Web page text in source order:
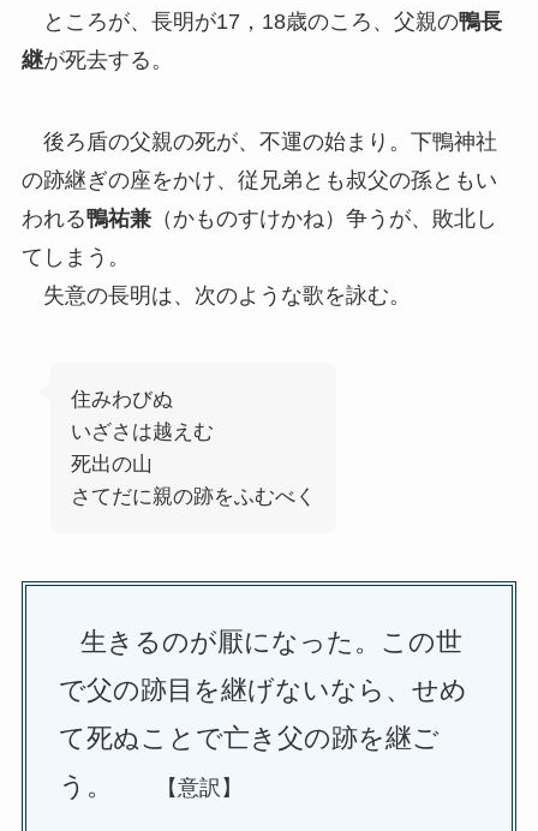
ところが、長明が17，18歳のころ、父親の鴨長
継が死去する。
後ろ盾の父親の死が、不運の始まり。下鴨神社
の跡継ぎの座をかけ、従兄弟とも叔父の孫ともい
われる鴨祐兼（かものすけかね）争うが、敗北し
てしまう。
失意の長明は、次のような歌を詠む。
住みわびぬ
いざさは越えむ
死出の山
さてだに親の跡をふむべく
生きるのが厭になった。この世
で父の跡目を継げないなら、せめ
て死ぬことで亡き父の跡を継ご
う。
【意訳】